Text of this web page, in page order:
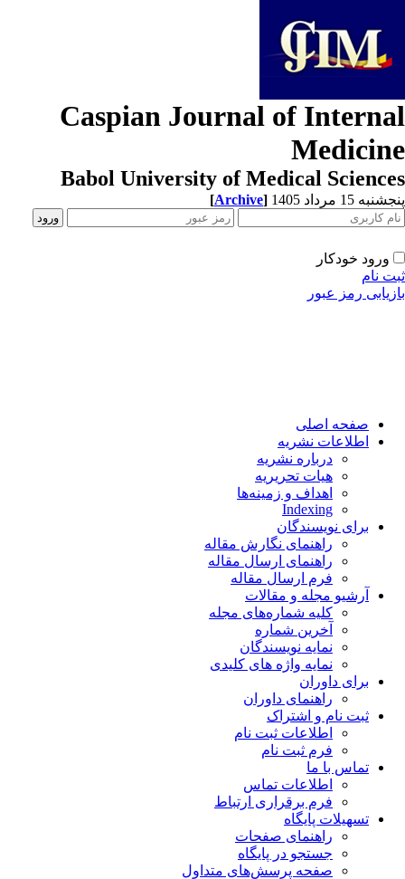
Caspian Journal of
Babol University of Medical
15 مرداد 1405 [Archive]
ورود خودکار
نام
رمز عبور
صفحه اصلی
اطلاعات نشریه
درباره نشریه
هیات تحریریه
اهداف و زمینه‌ها
Indexing
برای نویسندگان
راهنمای نگارش مقاله
راهنمای ارسال مقاله
فرم ارسال مقاله
آرشیو مجله و مقالات
کلیه شماره‌های مجله
آخرین شماره
نمایه نویسندگان
نمایه واژه های کلیدی
برای داوران
راهنمای داوران
ثبت نام و اشتراک
اطلاعات ثبت نام
فرم ثبت نام
تماس با ما
اطلاعات تماس
فرم برقراری ارتباط
تسهیلات پایگاه
راهنمای صفحات
جستجو در پایگاه
صفحه پرسش‌های متداول